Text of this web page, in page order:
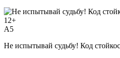
12+
A5
Не испытывай судьбу! Код